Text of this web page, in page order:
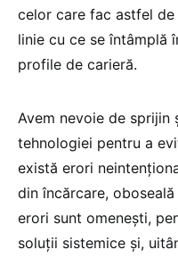
celor care fac astfel
linie cu ce se întâmplă
profile de carieră.
Avem nevoie de
tehnologiei pentru a
există erori
din încărcare,
erori sunt omenești,
soluții sistemice și,